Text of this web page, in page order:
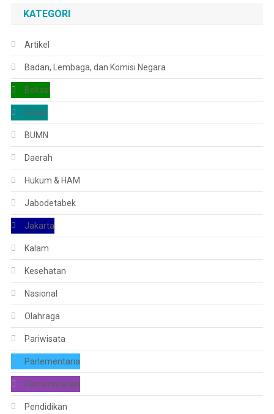
KATEGORI
Artikel
Badan, Lembaga, dan Komisi Negara
Bekasi
Bogor
BUMN
Daerah
Hukum & HAM
Jabodetabek
Jakarta
Kalam
Kesehatan
Nasional
Olahraga
Pariwisata
Parlementaria
Pemerintahan
Pendidikan